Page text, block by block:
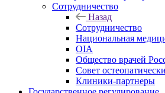
Сотрудничество
Назад
Сотрудничество
Национальная
OIA
Общество врачей
Совет
Клиники-партнеры